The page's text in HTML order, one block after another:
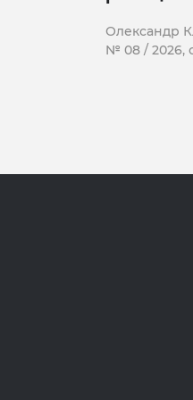
Олександр
№ 08 / 2026,